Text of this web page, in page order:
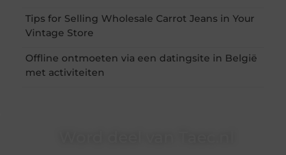
Tips for Selling Wholesale Carrot Jeans in Your
Vintage Store
Offline ontmoeten via een datingsite in België
met activiteiten